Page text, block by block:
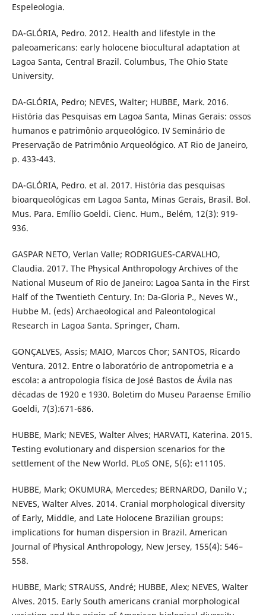
Espeleologia.
DA-GLÓRIA, Pedro. 2012. Health and lifestyle in the
paleoamericans: early holocene biocultural adaptation at
Lagoa Santa, Central Brazil. Columbus, The Ohio State
University.
DA-GLÓRIA, Pedro; NEVES, Walter; HUBBE, Mark. 2016.
História das Pesquisas em Lagoa Santa, Minas Gerais: ossos
humanos e patrimônio arqueológico. IV Seminário de
Preservação de Patrimônio Arqueológico. AT Rio de Janeiro,
p. 433-443.
DA-GLÓRIA, Pedro. et al. 2017. História das pesquisas
bioarqueológicas em Lagoa Santa, Minas Gerais, Brasil. Bol.
Mus. Para. Emílio Goeldi. Cienc. Hum., Belém, 12(3): 919-
936.
GASPAR NETO, Verlan Valle; RODRIGUES-CARVALHO,
Claudia. 2017. The Physical Anthropology Archives of the
National Museum of Rio de Janeiro: Lagoa Santa in the First
Half of the Twentieth Century. In: Da-Gloria P., Neves W.,
Hubbe M. (eds) Archaeological and Paleontological
Research in Lagoa Santa. Springer, Cham.
GONÇALVES, Assis; MAIO, Marcos Chor; SANTOS, Ricardo
Ventura. 2012. Entre o laboratório de antropometria e a
escola: a antropologia física de José Bastos de Ávila nas
décadas de 1920 e 1930. Boletim do Museu Paraense Emílio
Goeldi, 7(3):671-686.
HUBBE, Mark; NEVES, Walter Alves; HARVATI, Katerina. 2015.
Testing evolutionary and dispersion scenarios for the
settlement of the New World. PLoS ONE, 5(6): e11105.
HUBBE, Mark; OKUMURA, Mercedes; BERNARDO, Danilo V.;
NEVES, Walter Alves. 2014. Cranial morphological diversity
of Early, Middle, and Late Holocene Brazilian groups:
implications for human dispersion in Brazil. American
Journal of Physical Anthropology, New Jersey, 155(4): 546–
558.
HUBBE, Mark; STRAUSS, André; HUBBE, Alex; NEVES, Walter
Alves. 2015. Early South americans cranial morphological